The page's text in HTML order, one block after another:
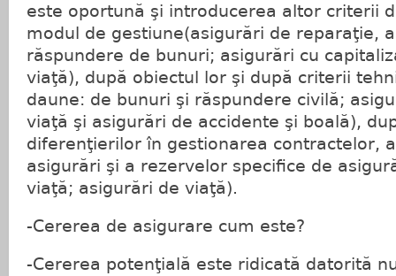
este oportună şi introducerea altor criterii
modul de gestiune(asigurări de reparaţie,
răspundere de bunuri; asigurări cu
viaţă), după obiectul lor şi după criterii
daune: de bunuri şi răspundere civilă;
viaţă şi asigurări de accidente şi boală),
diferenţierilor în gestionarea contractelor,
asigurări şi a rezervelor specifice de
viaţă; asigurări de viaţă).
-Cererea de asigurare cum este?
-Cererea potenţială este ridicată datorită